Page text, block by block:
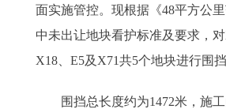
面实施管控。现根据《48平方公里
中未出让地块看护标准及要求，对
X18、E5及X71共5个地块进行围挡
围挡总长度约为1472米，施工